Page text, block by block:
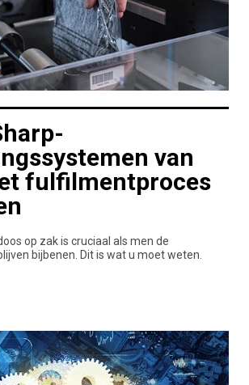
van
fulfilmentproces
op zak is cruciaal als men de
bijbenen. Dit is wat u moet weten.